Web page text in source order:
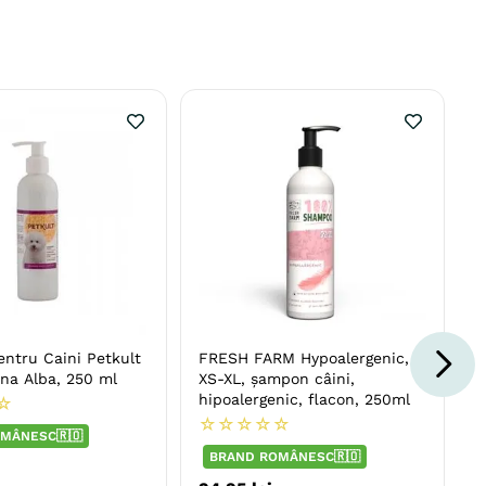
Caini Petkult
Alba, 250 ml
FRESH FARM Hypoalergenic,
XS-XL, șampon câini,
hipoalergenic, flacon, 250ml
☆ ☆ ☆ ☆ ☆
BRAND ROMÂNESC🇷🇴